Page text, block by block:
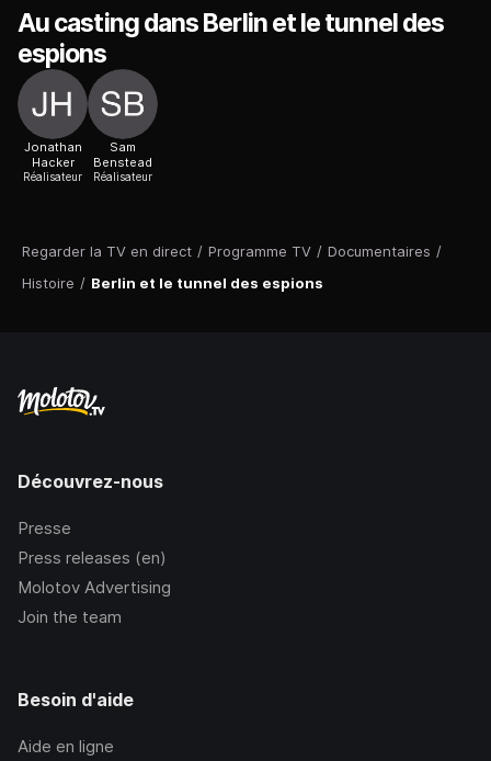
Regarder la TV en direct / Programme TV / Documentaires /
Histoire / Berlin et le tunnel des espions
Au casting dans Berlin et le tunnel des
espions
Jonathan
Hacker
Réalisateur
Sam
Benstead
Réalisateur
Découvrez-nous
Presse
Press releases (en)
Molotov Advertising
Join the team
Besoin d'aide
Aide en ligne